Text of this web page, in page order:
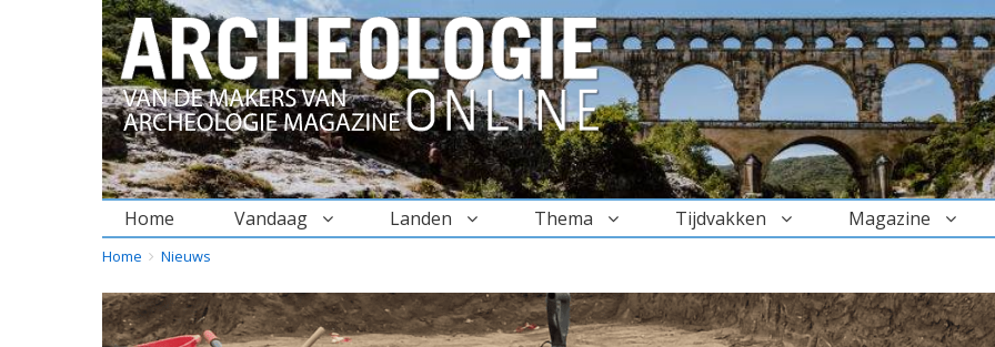
Home Vandaag Landen Thema Tijdvakken Magazine
BREADCRUMBS
YOU
HERE:
Home Nieuws